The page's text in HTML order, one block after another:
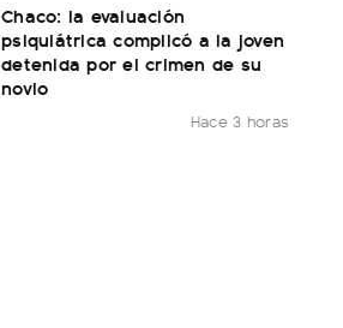
Chaco: la evaluación
psiquiátrica complicó a la joven
detenida por el crimen de su
novio
Hace 3 horas